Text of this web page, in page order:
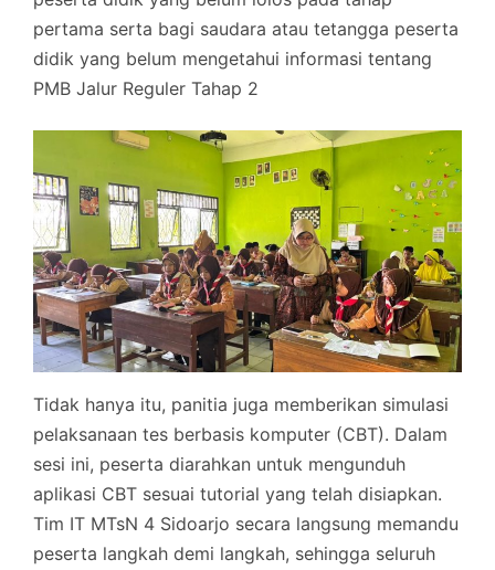
pertama serta bagi saudara atau tetangga peserta
didik yang belum mengetahui informasi tentang
PMB Jalur Reguler Tahap 2
Tidak hanya itu, panitia juga memberikan simulasi
pelaksanaan tes berbasis komputer (CBT). Dalam
sesi ini, peserta diarahkan untuk mengunduh
aplikasi CBT sesuai tutorial yang telah disiapkan.
Tim IT MTsN 4 Sidoarjo secara langsung memandu
peserta langkah demi langkah, sehingga seluruh